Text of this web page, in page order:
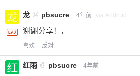
龙 @ pbsucre 4年前 via Android
谢谢分享！，
喜欢 反对
红雨 @ pbsucre 4年前